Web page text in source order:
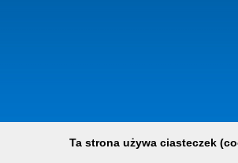
Ta strona używa ciasteczek